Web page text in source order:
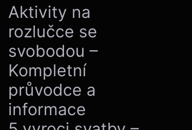
Aktivity na
rozlučce se
svobodou –
Kompletní
průvodce a
informace